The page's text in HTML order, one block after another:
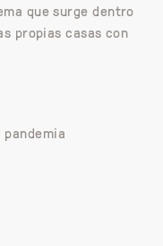
que surge dentro
propias casas con